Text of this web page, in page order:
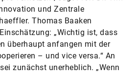
und Zentrale
Thomas Baaken
„Wichtig ist, dass
überhaupt anfangen mit der
– und vice versa.“ An
zunächst unerheblich. „Wenn